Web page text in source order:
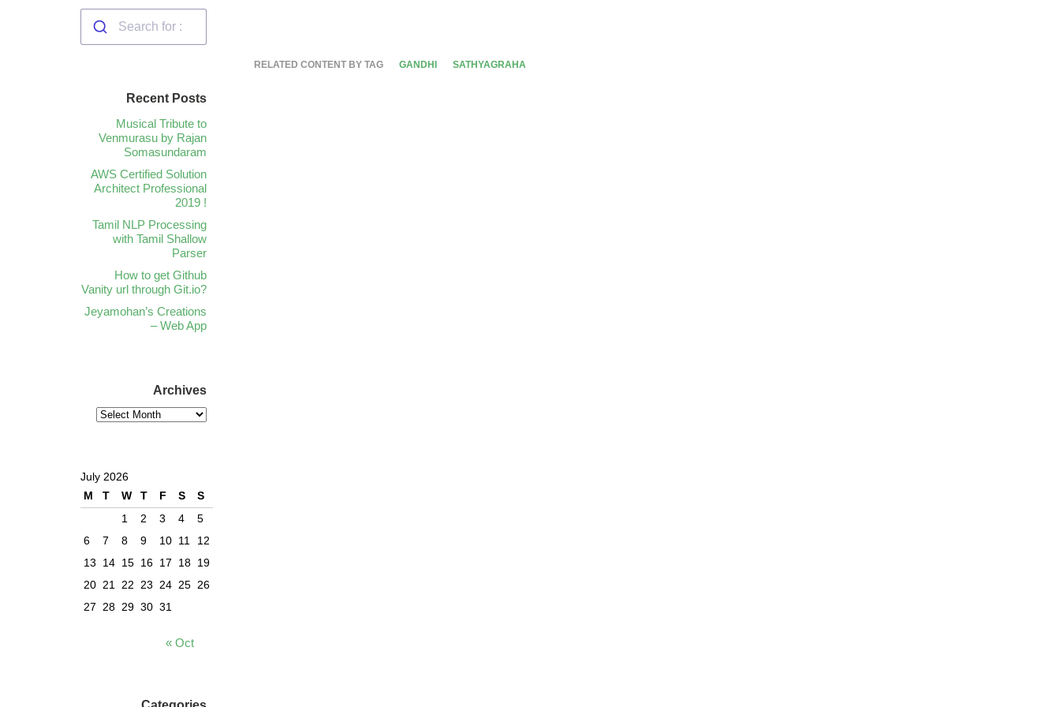
RELATED CONTENT BY TAG GANDHI SATHYAGRAHA
Recent Posts
Musical Tribute to
Venmurasu by Rajan
Somasundaram
AWS Certified Solution
Architect Professional
2019 !
Tamil NLP Processing
with Tamil Shallow
Parser
How to get Github
Vanity url through Git.io?
Jeyamohan’s Creations
– Web App
Archives
July 2026
M
T W T F S
S
1
2 3 4
5
6
7 8 9 10 11
12
13
14 15 16 17 18 19
20 21 22 23 24 25 26
27 28 29 30 31
« Oct